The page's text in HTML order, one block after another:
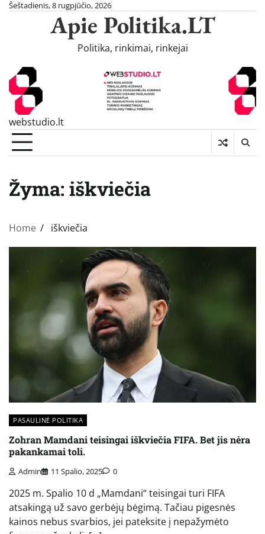
SkipŠeštadienis, 8 rugpjūčio, 2026
Apie Politika.LT
Politika, rinkimai, rinkejai
webstudio.lt
Žyma: iškviečia
Home iškviečia
PASAULINĖ POLITIKA
Zohran Mamdani teisingai iškviečia FIFA. Bet jis nėra
pakankamai toli.
Admin 11 Spalio, 2025 0
2025 m. Spalio 10 d „Mamdani“ teisingai turi FIFA
atsakingą už savo gerbėjų bėgimą. Tačiau pigesnės
kainos nebus svarbios, jei pateksite į nepažymėto